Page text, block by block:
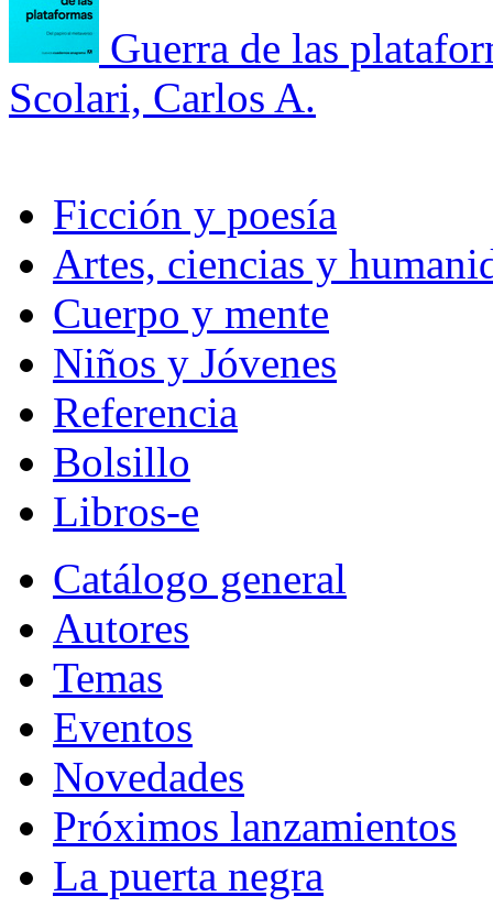
Guerra de las
Scolari, Carlos A.
Ficción y poesía
Artes, ciencias y
Cuerpo y mente
Niños y Jóvenes
Referencia
Bolsillo
Libros-e
Catálogo general
Autores
Temas
Eventos
Novedades
Próximos lanzamientos
La puerta negra